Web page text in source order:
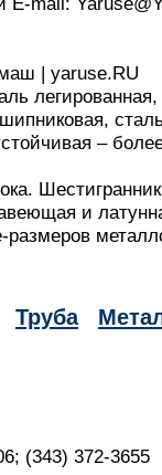
| yaruse.RU
–
и
Труба
(343) 372-3655